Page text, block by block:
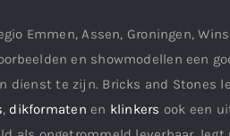
Emmen, Assen, Groningen,
en showmodellen een
dienst te zijn. Bricks and Stones
, dikformaten en klinkers ook een